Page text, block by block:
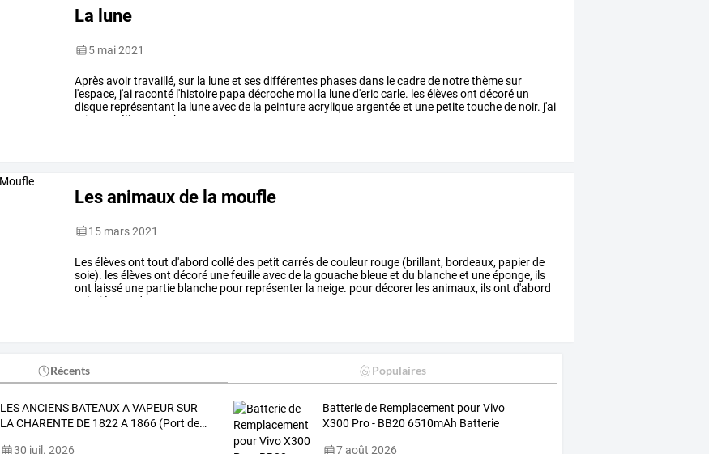
La lune
5 mai 2021
Aprèsavoirtravaillé, sur la luneet sesdifférentes phasesdans lecadrede notrethèmesur
l'espace, j'ai raconté l'histoire papa décroche moi la luned'ericcarle. lesélèvesont décoré un
disque représentant la luneavecde la peintureacryliqueargentéeet une petitetouchede noir. j'ai
pris
élèves photo
Les animaux de la moufle
15 mars 2021
Lesélèvesont tout d'abord collédes petit carrésdecouleur rouge (brillant, bordeaux, papierde
soie). lesélèvesont décoré unefeuilleavecde la gouache bleueet du blancheet uneéponge, ils
ont laissé une partie blanche pour représenter la neige. pourdécorer lesanimaux, ilsont d'abord
colorié
des
Récents Populaires
LESANCIENSBATEAUXAVAPEURSUR
LACHARENTEDE1822A1866(Port de…
30 juil. 2026
Batterie de Remplacement pour Vivo
X300 Pro - BB20 6510mAh Batterie
7 août 2026